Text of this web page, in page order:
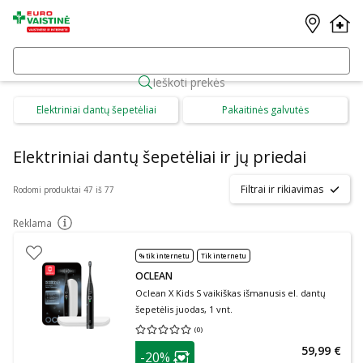
Ieškoti prekės
Elektriniai dantų šepetėliai Pakaitinės galvutės
Elektriniai dantų šepetėliai ir jų priedai
Rodomi produktai 47 iš 77 Filtrai ir rikiavimas
Reklama patarimas
% tik internetu Tik internetu
OCLEAN
Oclean X Kids S vaikiškas išmanusis el. dantų
šepetėlis juodas, 1 vnt.
(0)
Vidutinis įvertinimas 0.00
patarimas
-20% 59,99 €